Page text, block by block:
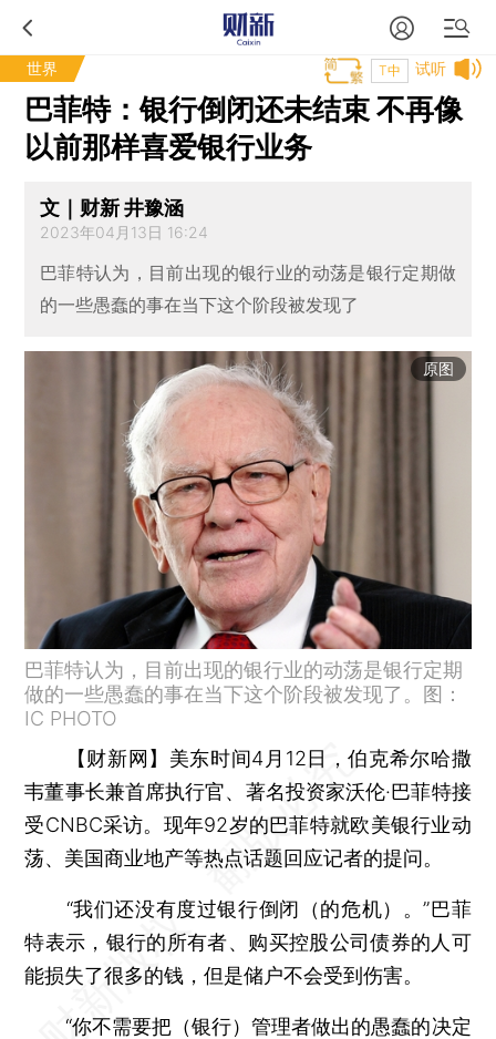
世界 试听
T中
巴菲特：银行倒闭还未结束 不再像
以前那样喜爱银行业务
文｜财新 井豫涵
2023年04月13日 16:24
巴菲特认为，目前出现的银行业的动荡是银行定期做
的一些愚蠢的事在当下这个阶段被发现了
原图
巴菲特认为，目前出现的银行业的动荡是银行定期
做的一些愚蠢的事在当下这个阶段被发现了。图：
IC PHOTO
【财新网】 美东时间4月12日，伯克希尔哈撒
韦董事长兼首席执行官、著名投资家沃伦·巴菲特接
受CNBC采访。现年92岁的巴菲特就欧美银行业动
荡、美国商业地产等热点话题回应记者的提问。
“我们还没有度过银行倒闭（的危机）。”巴菲
特表示，银行的所有者、购买控股公司债券的人可
能损失了很多的钱，但是储户不会受到伤害。
“你不需要把（银行）管理者做出的愚蠢的决定